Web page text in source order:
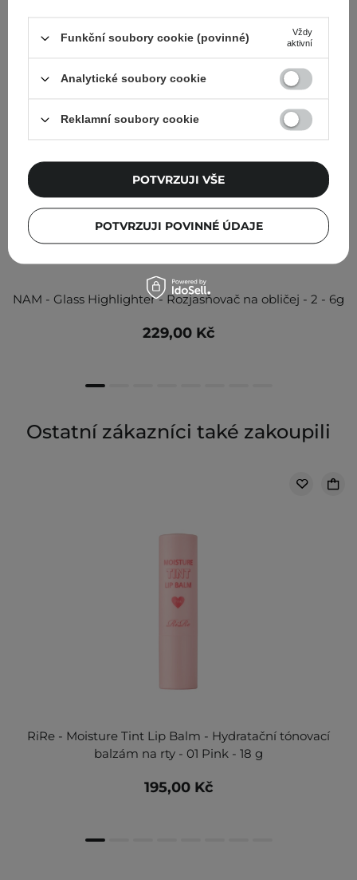
NAM - Glass Highlighter - Rozjasňovač na obličej - 2 - 6g
229,00 Kč
Ostatní zákazníci také zakoupili
RiRe - Moisture Tint Lip Balm - Hydratační tónovací
balzám na rty - 01 Pink - 18 g
195,00 Kč
Funkční soubory cookie (povinné)
Vždy
aktivní
Analytické soubory cookie
Reklamní soubory cookie
POTVRZUJI POVINNÉ ÚDAJE
POTVRZUJI VŠE